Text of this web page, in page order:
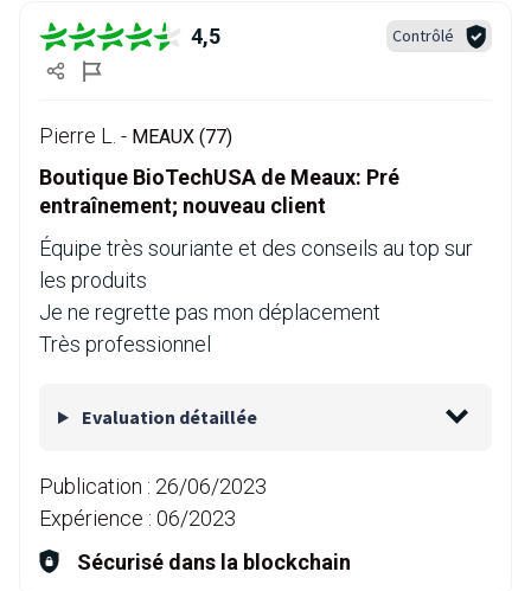
4,5 Contrôlé
Pierre L. - MEAUX (77)
Boutique BioTechUSA de Meaux: Pré
entraînement; nouveau client
Équipe très souriante et des conseils au top sur
les produits
Je ne regrette pas mon déplacement
Très professionnel
Evaluation détaillée
Publication : 26/06/2023
Expérience : 06/2023
Sécurisé dans la blockchain